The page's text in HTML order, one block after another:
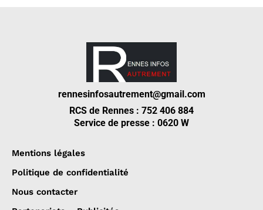
rennesinfosautrement@gmail.com
RCS de Rennes : 752 406 884
Service de presse : 0620 W
Mentions légales
Politique de confidentialité
Nous contacter